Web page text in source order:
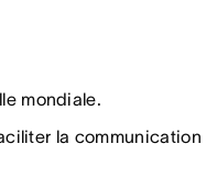
mondiale.
la communication